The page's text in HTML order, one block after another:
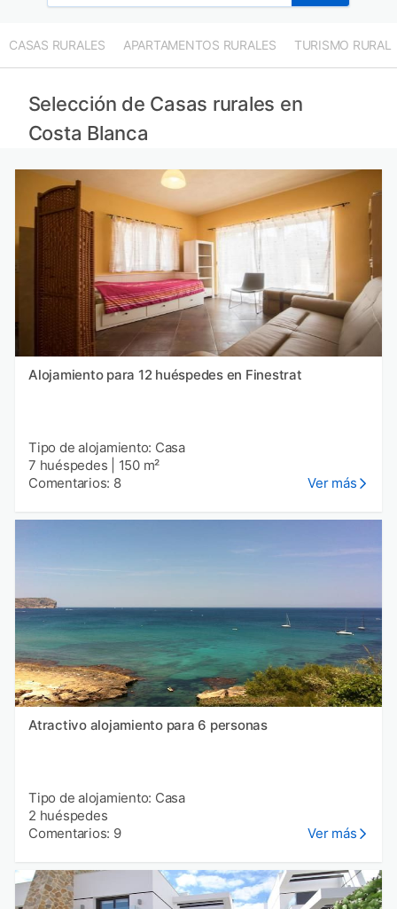
CASAS RURALES APARTAMENTOS RURALES TURISMO RURAL
Selección de Casas rurales en
Costa Blanca
Alojamiento para 12 huéspedes en Finestrat
Tipo de alojamiento: Casa
7 huéspedes
150 m²
Comentarios: 8
Ver más
Atractivo alojamiento para 6 personas
Tipo de alojamiento: Casa
2 huéspedes
Comentarios: 9
Ver más